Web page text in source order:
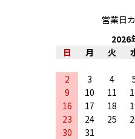
営業日
2026
日
月 火
2
3 4
9
10 11
16
17 18
23
24 25
30
31